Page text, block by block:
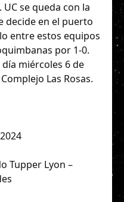
se queda con la
decide en el puerto
entre estos equipos
por 1-0.
miércoles 6 de
Las Rosas.
Tupper Lyon –